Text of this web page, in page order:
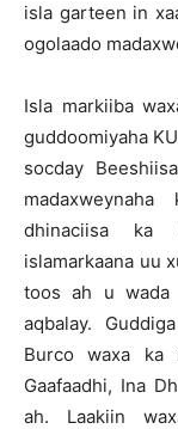
isla garteen in
ogolaado
Isla markiiba
guddoomiyaha
socday
dhinaciisa ka
islamarkaana uu
toos ah u wada
aqbalay.
Burco waxa ka
Gaafaadhi, Ina
ah. Laakiin